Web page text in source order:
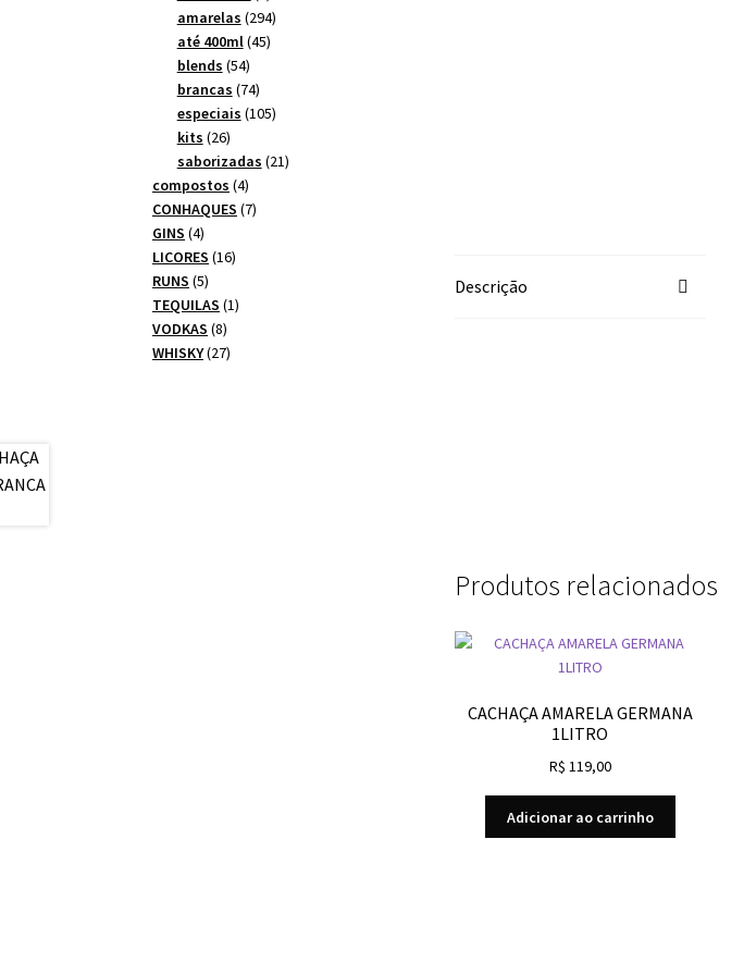
Descrição
Produtos relacionados
CACHAÇA AMARELA GERMANA
1LITRO
R$ 119,00
Adicionar ao carrinho
produtos
amarelas 294294
até 400ml 4545
blends 5454
produtos
brancas 7474
produtos
especiais 105105
kits 2626
produtos
saborizadas 2121
compostos 44
produtos
CONHAQUES 77
GINS 44
produtos
LICORES 1616
RUNS 55
produtos
TEQUILAS 11
VODKAS 88
produtos
WHISKY 2727